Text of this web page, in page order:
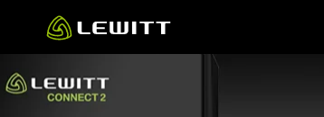
main
content